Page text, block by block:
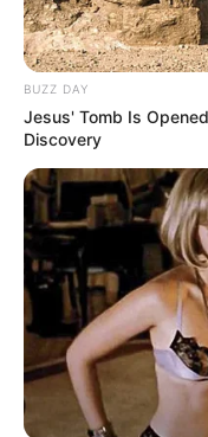
(foto:
4. Dengan gaun
BUZZ DAY
Jesus' Tomb Is
Discovery